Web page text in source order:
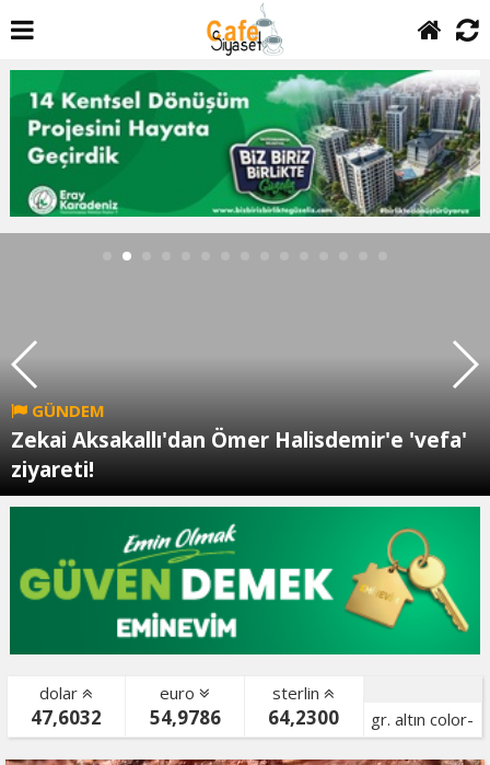
GÜNDEM
Zekai Aksakallı'dan Ömer Halisdemir'e 'vefa'
ziyareti!
dolar
47,6032
euro
54,9786
sterlin
64,2300
gr. altın color-
bist color-